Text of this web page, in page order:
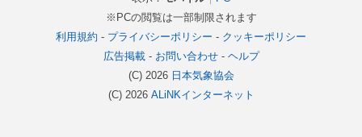
※PCの閲覧は一部制限されます
利用規約 - プライバシーポリシー - クッキーポリシー
広告掲載- お問い合わせ- ヘルプ
(C) 2026 日本気象協会
(C) 2026 ALiNKインターネット